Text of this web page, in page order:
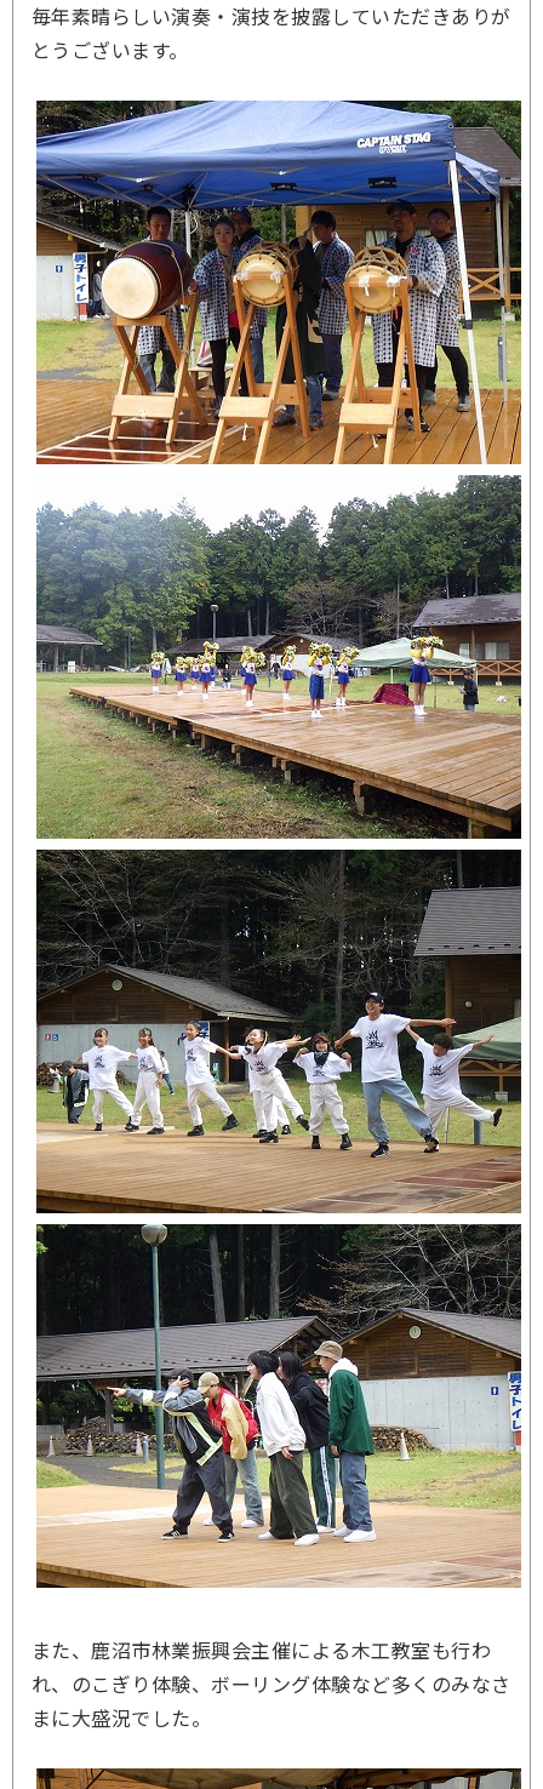
毎年素晴らしい演奏・演技を披露していただきありが
とうございます。
また、鹿沼市林業振興会主催による木工教室も行わ
れ、のこぎり体験、ボーリング体験など多くのみなさ
まに大盛況でした。